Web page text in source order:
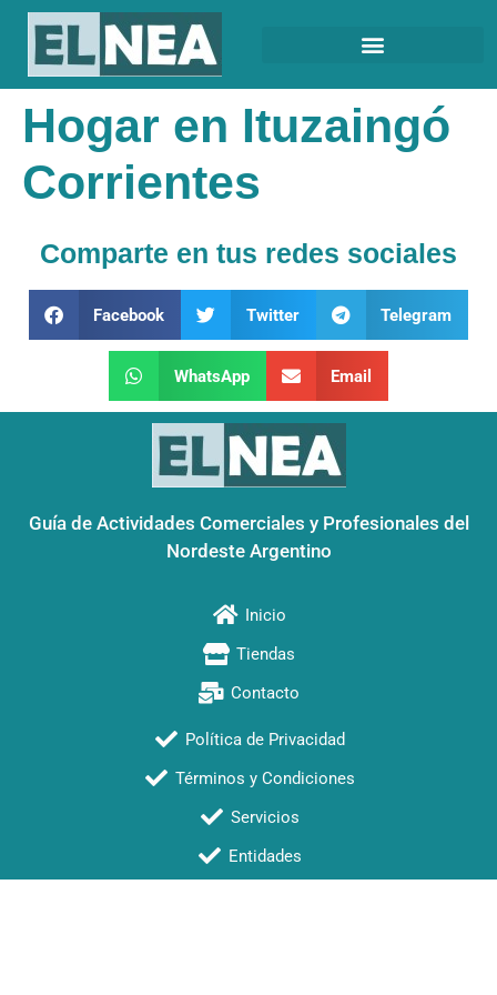
Hogar en Ituzaingó
Corrientes
Comparte en tus redes sociales
Facebook Twitter Telegram
WhatsApp Email
Guía de Actividades Comerciales y Profesionales del
Nordeste Argentino
Inicio
Tiendas
Contacto
Política de Privacidad
Términos y Condiciones
Servicios
Entidades